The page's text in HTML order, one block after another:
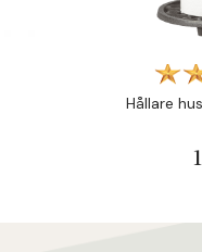
Hållare